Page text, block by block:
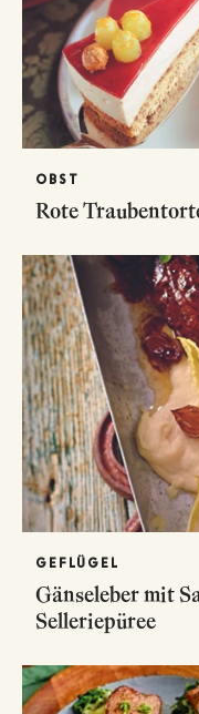
OBST
Rote
GEFLÜGEL
Gänseleber mit
Selleriepüree